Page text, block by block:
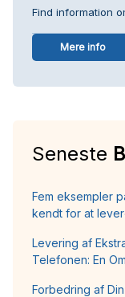
Find information
Mere info
Seneste
Fem eksempler
kendt for at
Levering af
Telefonen: En
Forbedring af